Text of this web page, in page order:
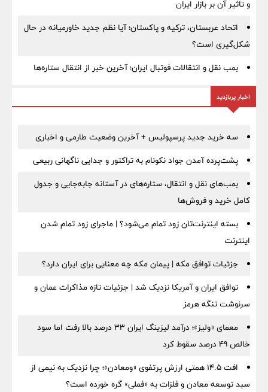
و تاثیر آن بر بازار ایران
اتحاد عربستان، ترکیه و پاکستان؛ آیا نظم جدید خاورمیانه در حال
شکل‌گیری است؟
بمب نقل‌ و انتقالات فوتبال ایران؛ آخرین خبر از انتقال ستاره‌ها
اخبار پربازدید
سه خرید جدید پرسپولیس + آخرین وضعیت طارمی و اخباری
پشت‌پرده آمدن جواد نکونام به تراکتور و جدایی ناگهانی ربیعی
بمب‌های نقل و انتقال، ستاره‌های در آستانه جابه‌جایی و جدول
کامل خرید و فروش‌ها
بسته اینترنت‌تان زود تمام می‌شود؟ | ماجرای زود تمام شدن
اینترنت
جزئیات توافق مکه | پیمان مکه چه معنایی برای ایران دارد؟
توافق ایران و آمریکا نزدیک شد | جزئیات تازه مذاکرات عمان و
سرنوشت تنگه هرمز
معمای «ولیز»؛ درآمد لیزینگ ایران ۳۳ درصد بالا رفت اما سود
خالص ۴۹ درصد سقوط کرد
افت ۱۴.۵ همتی ارزش پرتفوی «ومعادن»؛ چرا نزدیک به نیمی از
سبد توسعه معادن و فلزات به «فملی» گره خورده است؟